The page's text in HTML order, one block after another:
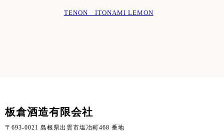
TENON ITONAMI LEMON
板倉酒造有限会社
〒693-0021 島根県出雲市塩冶町468 番地